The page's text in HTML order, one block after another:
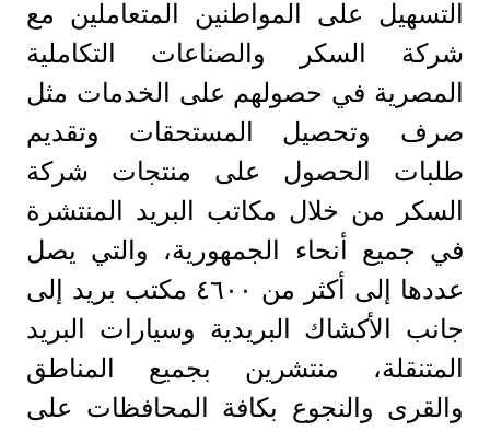
التسهيل على المواطنين المتعاملين مع
شركة السكر والصناعات التكاملية
المصرية في حصولهم على الخدمات مثل
صرف وتحصيل المستحقات وتقديم
طلبات الحصول على منتجات شركة
السكر من خلال مكاتب البريد المنتشرة
في جميع أنحاء الجمهورية، والتي يصل
عددها إلى أكثر من ٤٦٠٠ مكتب بريد إلى
جانب الأكشاك البريدية وسيارات البريد
المتنقلة، منتشرين بجميع المناطق
والقرى والنجوع بكافة المحافظات على